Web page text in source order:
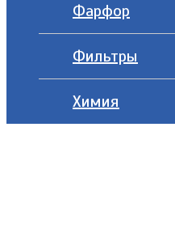
Фарфор
Фильтры
Химия